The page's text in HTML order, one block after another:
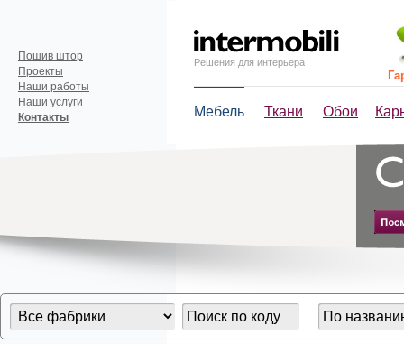
Решения для интерьера
Мебель Ткани Обои
Пошив штор
Проекты
Наши работы
Наши услуги
Контакты